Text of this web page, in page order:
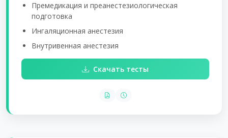
Премедикация и преанестезиологическая
подготовка
Ингаляционная анестезия
Внутривенная анестезия
Скачать тесты